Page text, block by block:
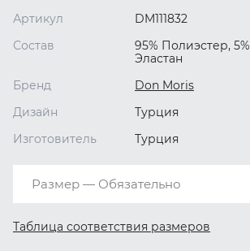
Артикул
DM111832
Состав
95% Полиэстер, 5%
Эластан
Бренд
Don Moris
Дизайн
Турция
Изготовитель
Турция
Размер — Обязательно
Таблица соответствия размеров